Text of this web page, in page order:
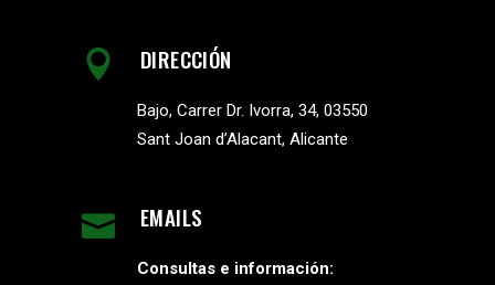
DIRECCIÓN
Bajo, Carrer Dr. Ivorra, 34, 03550
Sant Joan d’Alacant, Alicante
EMAILS
Consultas e información: